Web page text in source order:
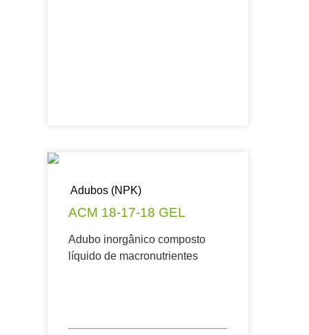
Adubos (NPK)
ACM 18-17-18 GEL
Adubo inorgânico composto
líquido de macronutrientes